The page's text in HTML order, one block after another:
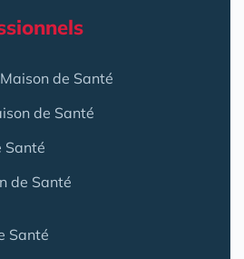
de Santé
de Santé
Santé
de Santé
Santé